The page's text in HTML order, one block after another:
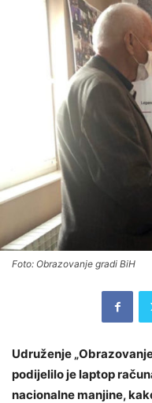
Foto: Obrazovanje gradi BiH
Udruženje
podijelilo je laptop
nacionalne manjine,